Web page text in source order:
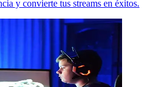
y convierte tus streams en éxitos.